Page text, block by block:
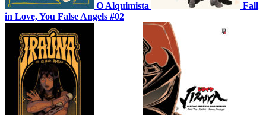
O Alquimista
Fall
in Love, You False Angels #02